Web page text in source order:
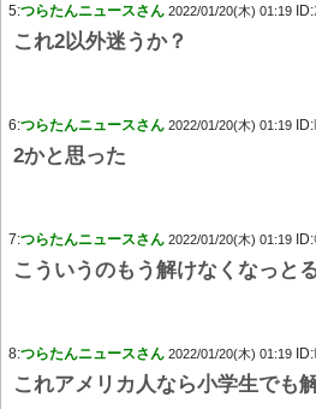
5:つらたんニュースさん 2022/01/20(木) 01:19 ID:
これ2以外迷うか？
6:つらたんニュースさん 2022/01/20(木) 01:19 ID:
2かと思った
7:つらたんニュースさん 2022/01/20(木) 01:19 ID:
こういうのもう解けなくなっと
8:つらたんニュースさん 2022/01/20(木) 01:19 ID:
これアメリカ人なら小学生でも